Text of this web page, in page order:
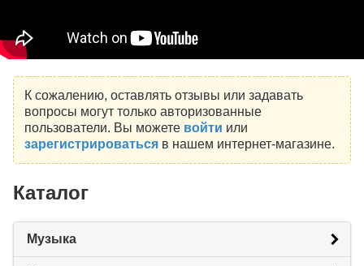
К сожалению, оставлять отзывы или задавать
вопросы могут только авторизованные
пользователи. Вы можете войти или
зарегистрироватьсяв нашем интернет-магазине.
Каталог
Музыка